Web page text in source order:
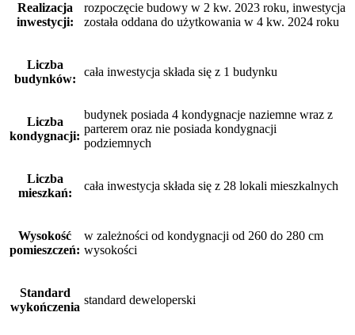
Realizacja
inwestycji:
rozpoczęcie budowy w 2 kw. 2023 roku, inwestycja
została oddana do użytkowania w 4 kw. 2024 roku
Liczba
budynków:
cała inwestycja składa się z 1 budynku
Liczba
kondygnacji:
budynek posiada 4 kondygnacje naziemne wraz z
parterem oraz nie posiada kondygnacji
podziemnych
Liczba
mieszkań:
cała inwestycja składa się z 28 lokali mieszkalnych
Wysokość
pomieszczeń:
w zależności od kondygnacji od 260 do 280 cm
wysokości
Standard
wykończenia
standard deweloperski